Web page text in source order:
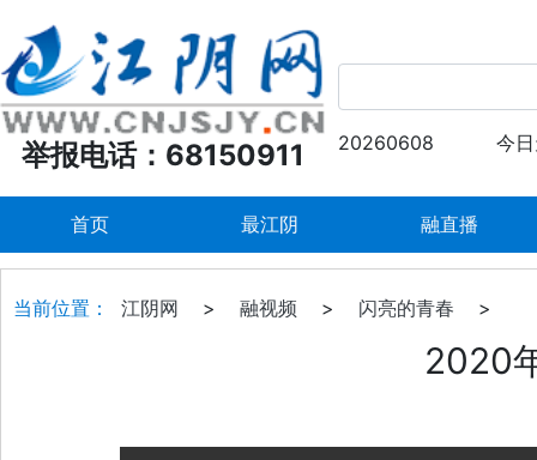
举报电话：68150911 20260608 今
首页 最江阴 融直播
当前位置： 江阴网 > 融视频 > 闪亮的青春 >
2020